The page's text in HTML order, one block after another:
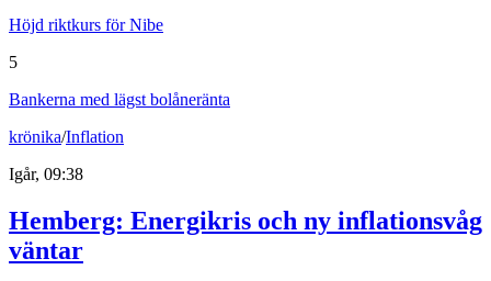
Höjd riktkurs för Nibe
5
Bankerna med lägst bolåneränta
krönika/Inflation
Igår, 09:38
Hemberg: Energikris och ny inflationsvåg
väntar